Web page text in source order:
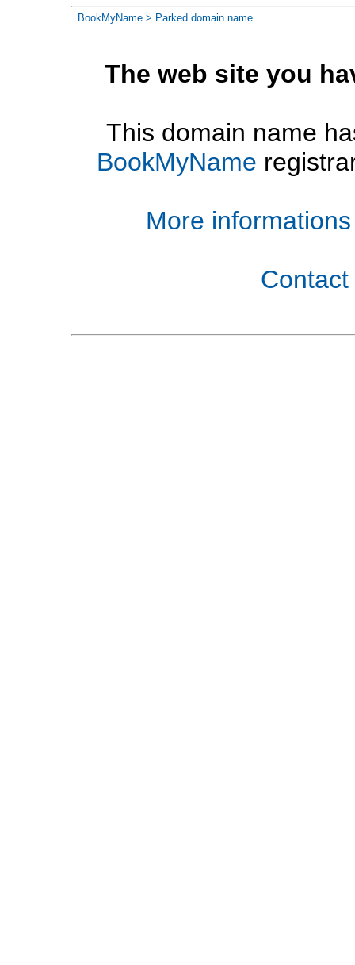
BookMyName > Parked domain name
The web site you
This domain name
BookMyName
More